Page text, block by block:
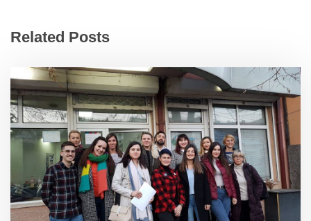
Related Posts